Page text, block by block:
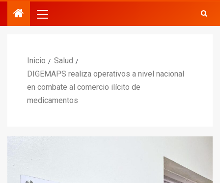
Inicio
Salud
DIGEMAPS realiza operativos a nivel nacional
en combate al comercio ilícito de
medicamentos